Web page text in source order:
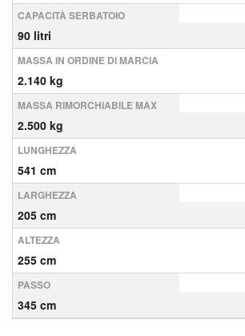
CAPACITÀ SERBATOIO
90 litri
MASSA IN ORDINE DI MARCIA
2.140 kg
MASSA RIMORCHIABILE MAX
2.500 kg
LUNGHEZZA
541 cm
LARGHEZZA
205 cm
ALTEZZA
255 cm
PASSO
345 cm